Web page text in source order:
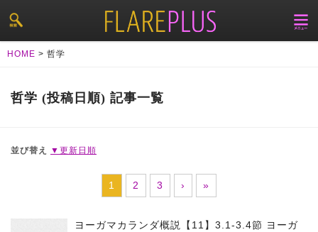
HOME > 哲学
哲学 (投稿日順) 記事一覧
並び替え ▼更新日順
1 2 3 › »
ヨーガマカランダ概説【11】3.1-3.4節 ヨーガ